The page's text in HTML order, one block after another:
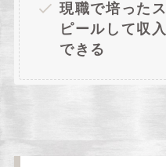
現職で培った
ピールして収
できる